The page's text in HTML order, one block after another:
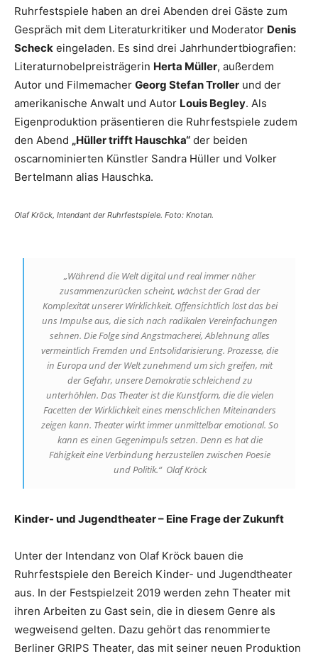
Ruhrfestspiele haben an drei Abenden drei Gäste zum
Gespräch mit dem Literaturkritiker und Moderator Denis
Scheck eingeladen. Es sind drei Jahrhundertbiografien:
Literaturnobelpreisträgerin Herta Müller, außerdem
Autor und Filmemacher Georg Stefan Troller und der
amerikanische Anwalt und Autor Louis Begley. Als
Eigenproduktion präsentieren die Ruhrfestspiele zudem
den Abend „Hüller trifft Hauschka“ der beiden
oscarnominierten Künstler Sandra Hüller und Volker
Bertelmann alias Hauschka.
Olaf Kröck, Intendant der Ruhrfestspiele. Foto: Knotan.
„Während die Welt digital und real immer näher
zusammenzurücken scheint, wächst der Grad der
Komplexität unserer Wirklichkeit. Offensichtlich löst das bei
uns Impulse aus, die sich nach radikalen Vereinfachungen
sehnen. Die Folge sind Angstmacherei, Ablehnung alles
vermeintlich Fremden und Entsolidarisierung. Prozesse, die
in Europa und der Welt zunehmend um sich greifen, mit
der Gefahr, unsere Demokratie schleichend zu
unterhöhlen. Das Theater ist die Kunstform, die die vielen
Facetten der Wirklichkeit eines menschlichen Miteinanders
zeigen kann. Theater wirkt immer unmittelbar emotional. So
kann es einen Gegenimpuls setzen. Denn es hat die
Fähigkeit eine Verbindung herzustellen zwischen Poesie
und Politik.“ Olaf Kröck
Kinder- und Jugendtheater – Eine Frage der Zukunft
Unter der Intendanz von Olaf Kröck bauen die
Ruhrfestspiele den Bereich Kinder- und Jugendtheater
aus. In der Festspielzeit 2019 werden zehn Theater mit
ihren Arbeiten zu Gast sein, die in diesem Genre als
wegweisend gelten. Dazu gehört das renommierte
Berliner GRIPS Theater, das mit seiner neuen Produktion